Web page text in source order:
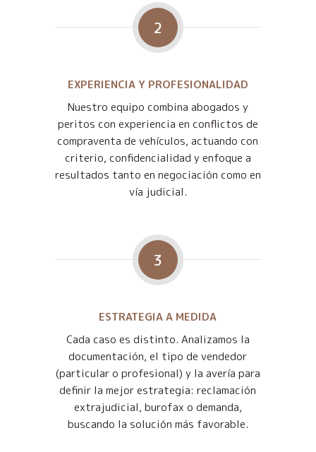
2
EXPERIENCIA Y PROFESIONALIDAD
Nuestro equipo combina abogados y
peritos con experiencia en conflictos de
compraventa de vehículos, actuando con
criterio, confidencialidad y enfoque a
resultados tanto en negociación como en
vía judicial.
3
ESTRATEGIA A MEDIDA
Cada caso es distinto. Analizamos la
documentación, el tipo de vendedor
(particular o profesional) y la avería para
definir la mejor estrategia: reclamación
extrajudicial, burofax o demanda,
buscando la solución más favorable.